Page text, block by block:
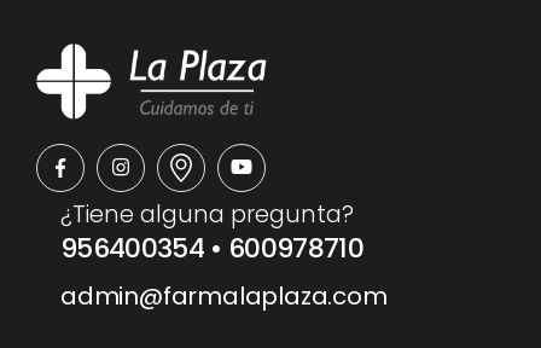
¿Tiene alguna pregunta?
956400354 • 600978710
admin@farmalaplaza.com